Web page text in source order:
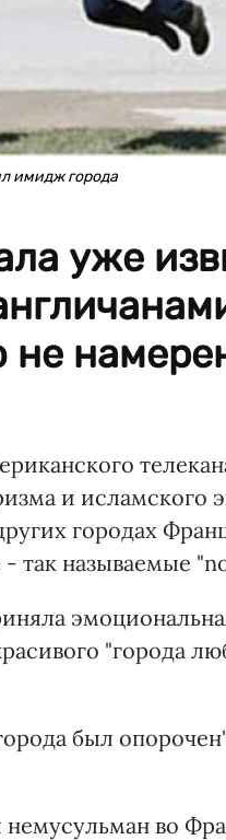
имидж города
уже
и исламского
городах
так называемые
"города
был
во